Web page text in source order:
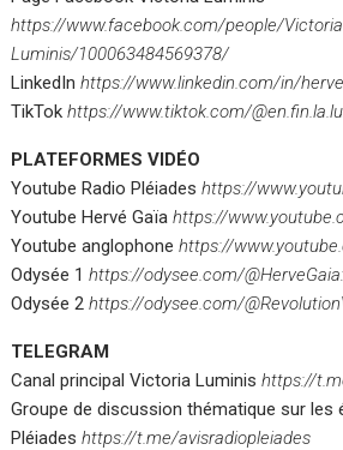
https://www.facebook.com/people/
Luminis/100063484569378/
LinkedInhttps://www.linkedin.com/in/
TikTokhttps://www.tiktok.com/
PLATEFORMES VIDÉO
Youtube Radio Pléiadeshttps://
Youtube Hervé Gaïahttps://
Youtube anglophonehttps://
Odysée 1https://odysee.com/
Odysée 2https://odysee.com/
TELEGRAM
Canal principal Victoria Luminishttps://
Groupe de discussion thématique sur les
Pléiadeshttps://t.me/avisradiopleiades